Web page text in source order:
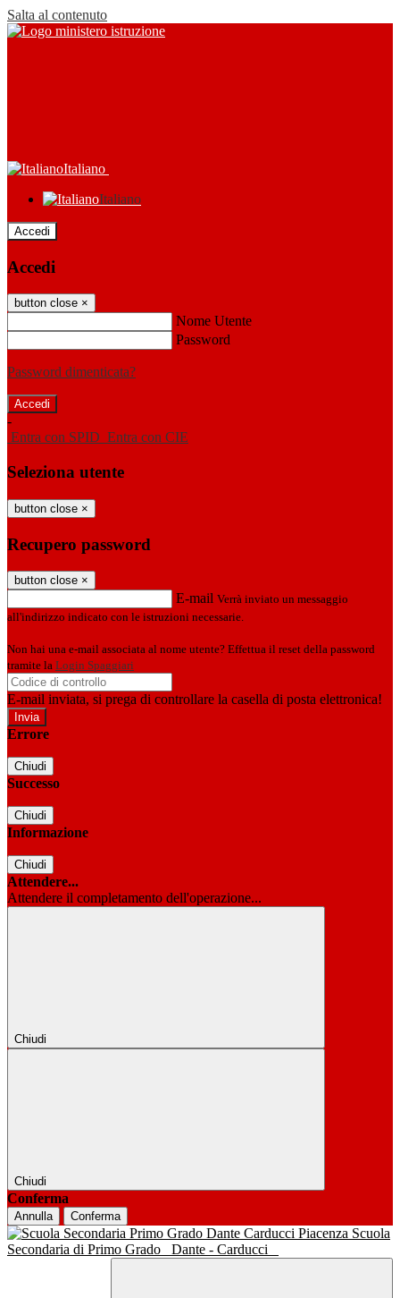
Salta al contenuto
Italiano
Italiano
Accedi
Accedi
button close ×
Nome Utente
Password
Password dimenticata?
-
Entra con SPID Entra con CIE
Seleziona utente
button close ×
Recupero password
button close ×
E-mail Verrà inviato un messaggio
all'indirizzo indicato con le istruzioni necessarie.
Non hai una e-mail associata al nome utente? Effettua il reset della password
tramite la Login Spaggiari
E-mail inviata, si prega di controllare la casella di posta elettronica!
Errore
Chiudi
Successo
Chiudi
Informazione
Chiudi
Attendere...
Attendere il completamento dell'operazione...
Chiudi
Chiudi
Conferma
Annulla Conferma
Scuola
Secondaria di Primo Grado
Dante - Carducci